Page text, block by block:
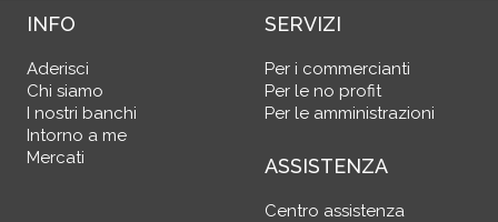
INFO
Aderisci
Chi siamo
I nostri banchi
Intorno a me
Mercati
SERVIZI
Per i commercianti
Per le no profit
Per le amministrazioni
ASSISTENZA
Centro assistenza